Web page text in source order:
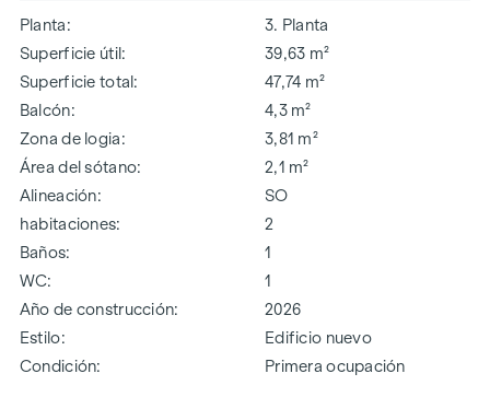
Planta
3. Planta
Superficie útil
39,63 m²
Superficie total
47,74 m²
Balcón
4,3 m²
Zona de logia
3,81 m²
Área del sótano
2,1 m²
Alineación
SO
habitaciones
2
Baños
1
WC
1
Año de construcción
2026
Estilo
Edificio nuevo
Condición
Primera ocupación